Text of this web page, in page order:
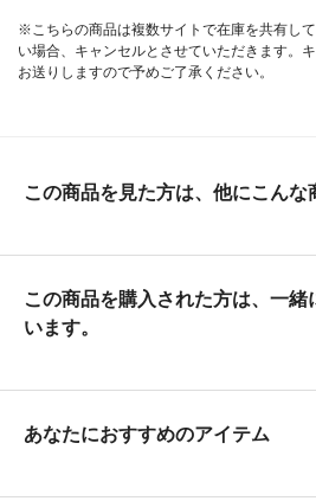
※こちらの商品は複数サイトで在庫を共有し
い場合、キャンセルとさせていただきます。
お送りしますので予めご了承ください。
この商品を見た方は、他にこんな
この商品を購入された方は、一
います。
あなたにおすすめのアイテム